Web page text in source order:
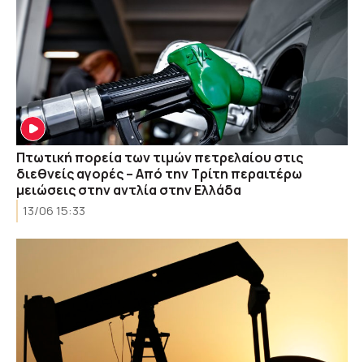
Πτωτική πορεία των τιμών πετρελαίου στις
διεθνείς αγορές – Από την Τρίτη περαιτέρω
μειώσεις στην αντλία στην Ελλάδα
13/06 15:33